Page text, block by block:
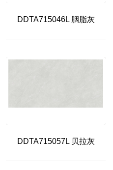
DDTA715046L 胭脂灰
DDTA715057L 贝拉灰